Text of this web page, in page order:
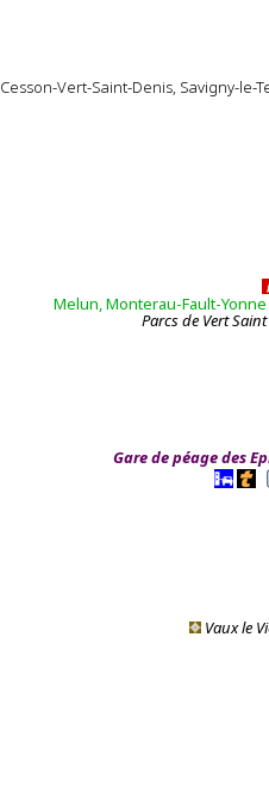
Cesson-Vert-Saint-Denis, Savigny-le-
Melun, Monterau-Fault-Yonne
Parcs de Vert
Gare de péage des
Vaux le